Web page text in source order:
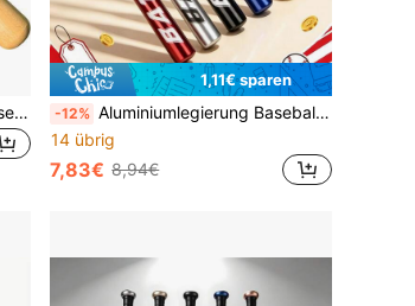
1 Stück massiver Gummiholz Baseball Schläger, natürliche Holzmaserung, geeignet für Erwachsenen Athleten Training und Praxis. In mehreren Farben erhältlich, ideal für Batting Training, elegante Baseball Form, hochwertiger Baseball Schläger.
1,11€ sparen
-12% Aluminiumlegierung Baseballschläger Hohe Festigkeit, mit "BAT" graviert / Holz Baseballschläger Leicht, geeignet für Outdoor-Training und Fitness Geeignet für erwachsene Spieler zum Üben und Trainieren, mehrere Farben erhältlich Perfektes Urlaubsgeschenk
14 übrig
7,83€ 8,94€